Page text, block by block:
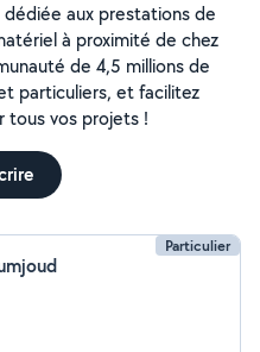
aux prestations de
à proximité de chez
de 4,5 millions de
particuliers, et facilitez
tous vos projets !
Particulier